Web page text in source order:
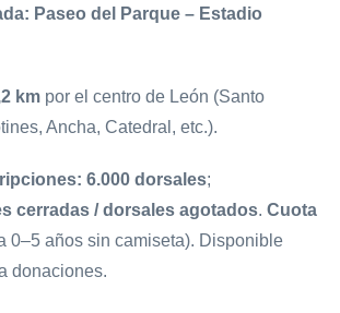
Paseo del Parque – Estadio
km por el centro de León (Santo
Ancha, Catedral, etc.).
6.000 dorsales;
cerradas / dorsales agotados. Cuota
0–5 años sin camiseta). Disponible
donaciones.